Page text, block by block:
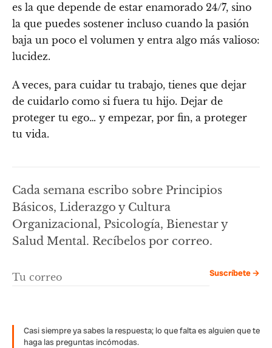
es la que depende de estar enamorado 24/7, sino
la que puedes sostener incluso cuando la pasión
baja un poco el volumen y entra algo más valioso:
lucidez.
A veces, para cuidar tu trabajo, tienes que dejar
de cuidarlo como si fuera tu hijo. Dejar de
proteger tu ego… y empezar, por fin, a proteger
tu vida.
Cada semana escribo sobre Principios
Básicos, Liderazgo y Cultura
Organizacional, Psicología, Bienestar y
Salud Mental. Recíbelos por correo.
Suscríbete →
Casi siempre ya sabes la respuesta; lo que falta es alguien que te
haga las preguntas incómodas.